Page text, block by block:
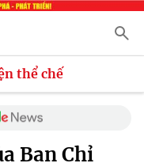
thể chế
Ban Chỉ